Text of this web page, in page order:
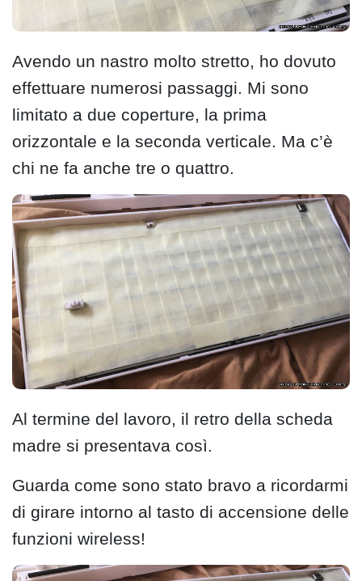
Avendo un nastro molto stretto, ho dovuto
effettuare numerosi passaggi. Mi sono
limitato a due coperture, la prima
orizzontale e la seconda verticale. Ma c’è
chi ne fa anche tre o quattro.
Al termine del lavoro, il retro della scheda
madre si presentava così.
Guarda come sono stato bravo a ricordarmi
di girare intorno al tasto di accensione delle
funzioni wireless!